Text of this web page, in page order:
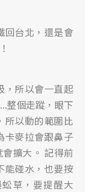
回台北，還是會
，所以會一直起
整個走蹤，眼下
所以動的範圍比
卡麥拉會跟鼻子
擴大。 記得前
能碰水，也要按
草，要提醒大